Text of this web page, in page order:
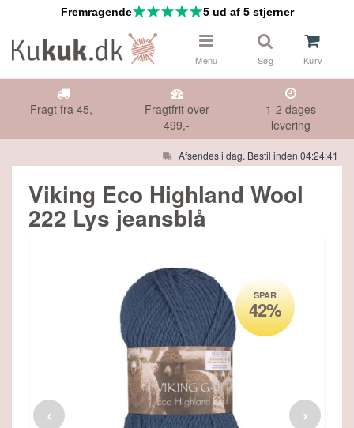
Fremragende 5 ud af 5 stjerner
Menu Søg Kurv
Fragt fra 45,-
Fragtfrit over
499,-
1-2 dages
levering
Afsendes i dag. Bestil inden 04:24:40
Måske kunne nogle af disse produkter
have din interesse?
Viking Eco Highland Wool
222 Lys jeansblå
SPAR
42%
‹ ›